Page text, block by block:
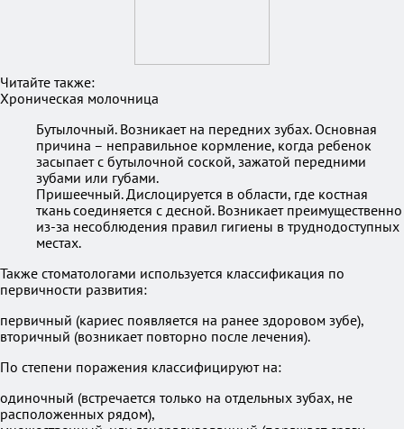
Читайте также:
Хроническая молочница
Бутылочный. Возникает на передних зубах. Основная
причина – неправильное кормление, когда ребенок
засыпает с бутылочной соской, зажатой передними
зубами или губами.
Пришеечный. Дислоцируется в области, где костная
ткань соединяется с десной. Возникает преимущественно
из-за несоблюдения правил гигиены в труднодоступных
местах.
Также стоматологами используется классификация по
первичности развития:
первичный (кариес появляется на ранее здоровом зубе),
вторичный (возникает повторно после лечения).
По степени поражения классифицируют на:
одиночный (встречается только на отдельных зубах, не
расположенных рядом),